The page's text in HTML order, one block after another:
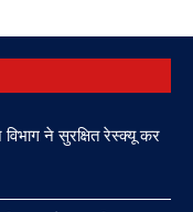
ने सुरक्षित रेस्क्यू कर